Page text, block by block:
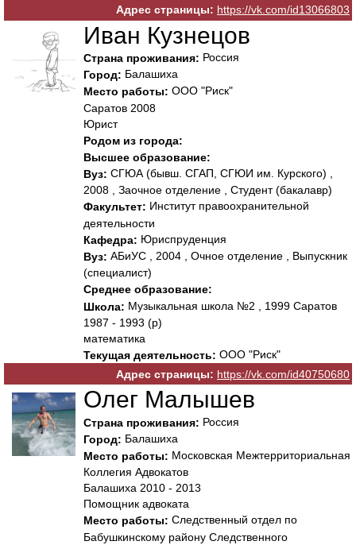
Адрес страницы: https://vk.com/id13066803
Иван Кузнецов
Страна проживания: Россия
Город: Балашиха
Место работы: ООО "Риск"
Саратов 2008
Юрист
Родом из города:
Высшее образование:
Вуз: СГЮА (бывш. СГАП, СГЮИ им. Курского) ,
2008 , Заочное отделение , Студент (бакалавр)
Факультет: Институт правоохранительной
деятельности
Кафедра: Юриспруденция
Вуз: АБиУС , 2004 , Очное отделение , Выпускник
(специалист)
Среднее образование:
Школа: Музыкальная школа №2 , 1999 Саратов
1987 - 1993 (р)
математика
Текущая деятельность: ООО "Риск"
Адрес страницы: https://vk.com/id40750680
Олег Малышев
Страна проживания: Россия
Город: Балашиха
Место работы: Московская Межтерриториальная
Коллегия Адвокатов
Балашиха 2010 - 2013
Помощник адвоката
Место работы: Следственный отдел по
Бабушкинскому району Следственного